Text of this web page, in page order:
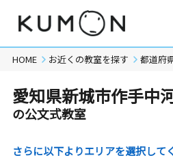
HOME お近くの教室を探す 都道府
愛知県新城市作手中
の公文式教室
さらに以下よりエリアを選択して